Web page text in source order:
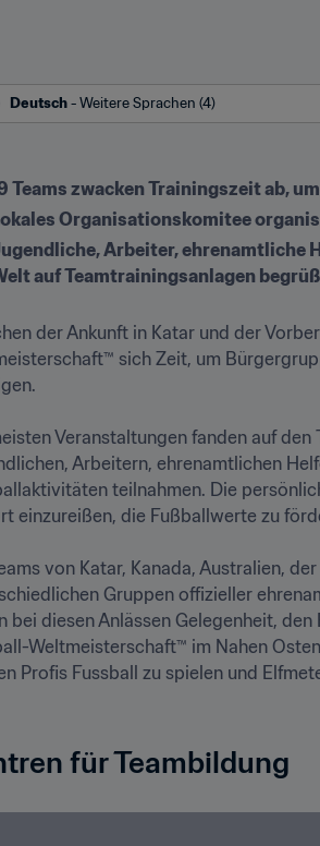
Deutsch - Weitere Sprachen (4)
Teams zwacken Trainingszeit ab,
Organisationskomitee
Arbeiter, ehrenamtliche
auf Teamtrainingsanlagen
der Ankunft in Katar und der
sich Zeit, um
Veranstaltungen fanden auf
Arbeitern, ehrenamtlichen
teilnahmen. Die
einzureißen, die Fußballwerte zu
von Katar, Kanada, Australien,
Gruppen offizieller
bei diesen Anlässen Gelegenheit,
Weltmeisterschaft™ im Nahen
Profis Fussball zu spielen und
für Teambildung